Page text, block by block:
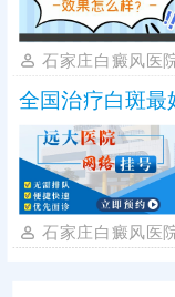
石家庄白癜风医
全国治疗白斑最
石家庄白癜风医